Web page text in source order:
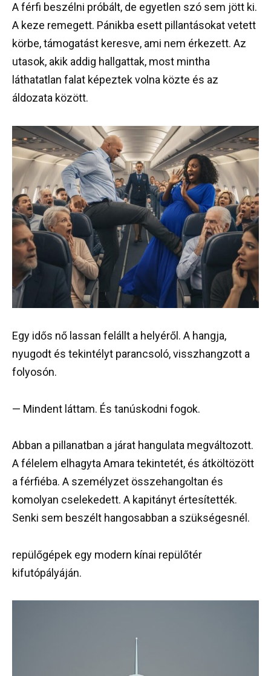
A férfi beszélni próbált, de egyetlen szó sem jött ki.
A keze remegett. Pánikba esett pillantásokat vetett
körbe, támogatást keresve, ami nem érkezett. Az
utasok, akik addig hallgattak, most mintha
láthatatlan falat képeztek volna közte és az
áldozata között.
Egy idős nő lassan felállt a helyéről. A hangja,
nyugodt és tekintélyt parancsoló, visszhangzott a
folyosón.
— Mindent láttam. És tanúskodni fogok.
Abban a pillanatban a járat hangulata megváltozott.
A félelem elhagyta Amara tekintetét, és átköltözött
a férfiéba. A személyzet összehangoltan és
komolyan cselekedett. A kapitányt értesítették.
Senki sem beszélt hangosabban a szükségesnél.
repülőgépek egy modern kínai repülőtér
kifutópályáján.